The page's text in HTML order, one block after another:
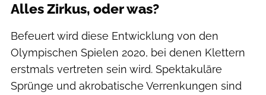
Alles Zirkus, oder was?
Befeuert wird diese Entwicklung von den
Olympischen Spielen 2020, bei denen Klettern
erstmals vertreten sein wird. Spektakuläre
Sprünge und akrobatische Verrenkungen sind